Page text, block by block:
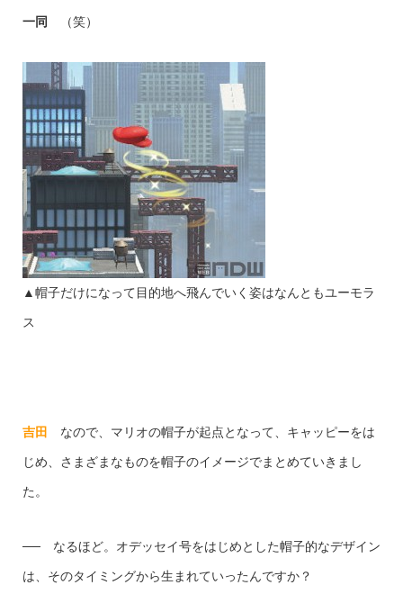
一同 （笑）
▲帽子だけになって目的地へ飛んでいく姿はなんともユーモラ
ス
吉田 なので、マリオの帽子が起点となって、キャッピーをは
じめ、さまざまなものを帽子のイメージでまとめていきまし
た。
── なるほど。オデッセイ号をはじめとした帽子的なデザイン
は、そのタイミングから生まれていったんですか？